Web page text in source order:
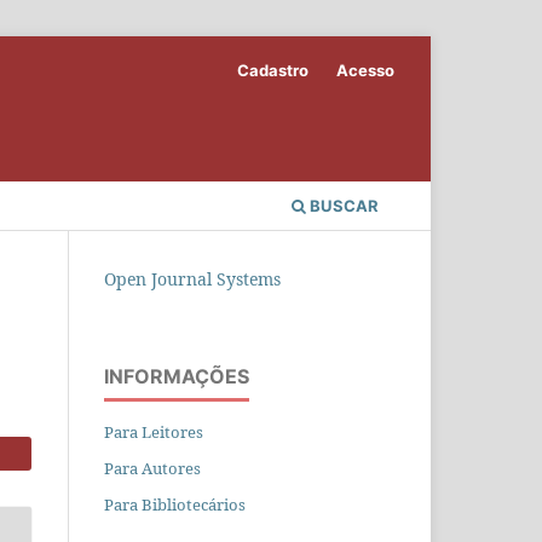
BUSCAR
Cadastro Acesso
Open Journal Systems
INFORMAÇÕES
Para Leitores
Para Autores
Para Bibliotecários